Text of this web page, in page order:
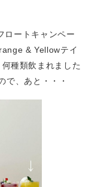
ロートキャンペー
& Yellowテイ
種類飲まれました
で、あと・・・